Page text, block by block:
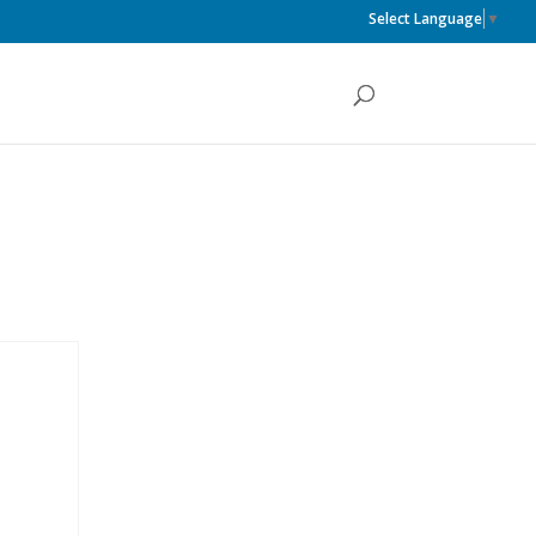
Select Language ▼